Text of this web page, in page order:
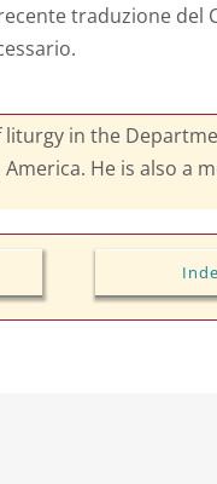
traduzione del
liturgy in the
He is also a